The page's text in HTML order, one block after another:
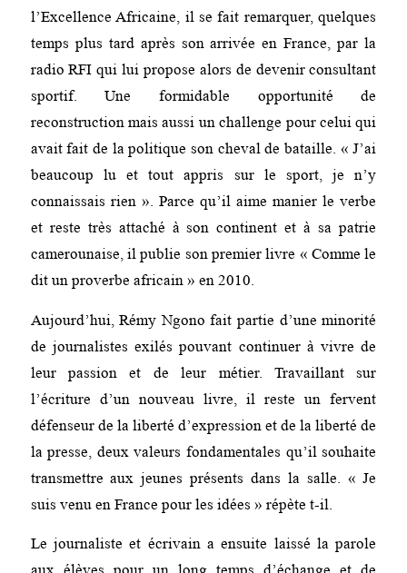
l’Excellence Africaine, il se fait remarquer, quelques
temps plus tard après son arrivée en France, par la
radio RFI qui lui propose alors de devenir consultant
sportif. Une formidable opportunité de
reconstruction mais aussi un challenge pour celui qui
avait fait de la politique son cheval de bataille. « J’ai
beaucoup lu et tout appris sur le sport, je n’y
connaissais rien ». Parce qu’il aime manier le verbe
et reste très attaché à son continent et à sa patrie
camerounaise, il publie son premier livre « Comme le
dit un proverbe africain » en 2010.
Aujourd’hui, Rémy Ngono fait partie d’une minorité
de journalistes exilés pouvant continuer à vivre de
leur passion et de leur métier. Travaillant sur
l’écriture d’un nouveau livre, il reste un fervent
défenseur de la liberté d’expression et de la liberté de
la presse, deux valeurs fondamentales qu’il souhaite
transmettre aux jeunes présents dans la salle. « Je
suis venu en France pour les idées » répète t-il.
Le journaliste et écrivain a ensuite laissé la parole